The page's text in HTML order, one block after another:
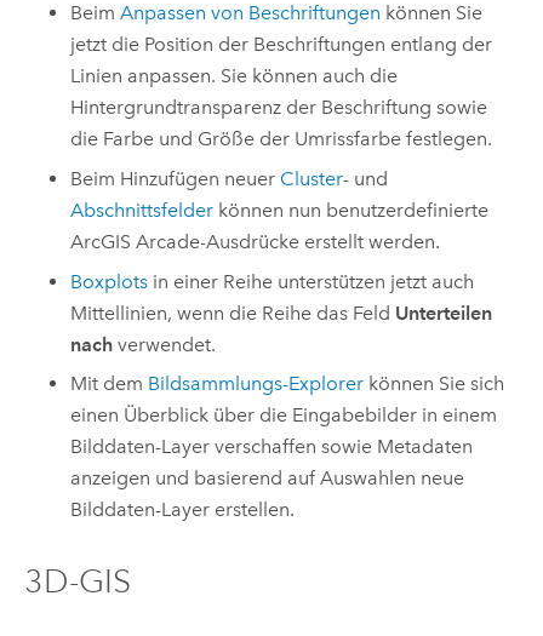
BeimAnpassen von Beschriftungen können Sie
jetzt die Position der Beschriftungen entlang der
Linien anpassen. Sie können auch die
Hintergrundtransparenz der Beschriftung sowie
die Farbe und Größe der Umrissfarbe festlegen.
Beim Hinzufügen neuer Cluster- und
Abschnittsfelder können nun benutzerdefinierte
ArcGIS Arcade-Ausdrücke erstellt werden.
Boxplots in einer Reihe unterstützen jetzt auch
Mittellinien, wenn die Reihe das Feld Unterteilen
nach verwendet.
Mit dem Bildsammlungs-Explorer können Sie sich
einen Überblick über die Eingabebilder in einem
Bilddaten-Layer verschaffen sowie Metadaten
anzeigen und basierend auf Auswahlen neue
Bilddaten-Layer erstellen.
3D-GIS